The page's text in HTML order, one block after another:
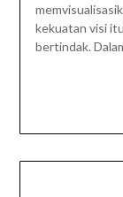
kekuatan visi
bertindak.